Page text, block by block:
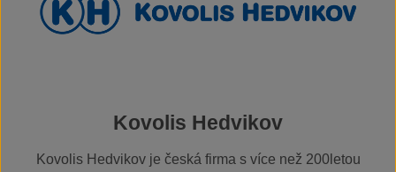
Kovolis Hedvikov
Kovolis Hedvikov je česká firma s více než 200letou